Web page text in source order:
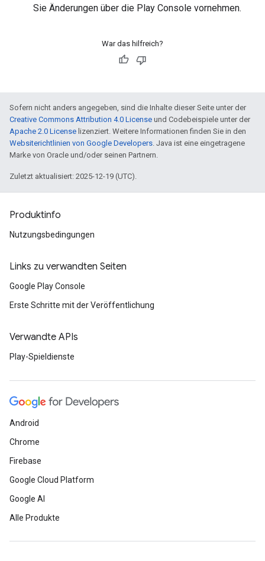
Sie Änderungen über die Play Console vornehmen.
War das hilfreich?
Sofern nicht anders angegeben, sind die Inhalte dieser Seite unter der
Creative Commons Attribution 4.0 License und Codebeispiele unter der
Apache 2.0 License lizenziert. Weitere Informationen finden Sie in den
Websiterichtlinien von Google Developers. Java ist eine eingetragene
Marke von Oracle und/oder seinen Partnern.
Zuletzt aktualisiert: 2025-12-19 (UTC).
Produktinfo
Nutzungsbedingungen
Links zu verwandten Seiten
Google Play Console
Erste Schritte mit der Veröffentlichung
Verwandte APIs
Play-Spieldienste
Android
Chrome
Firebase
Google Cloud Platform
Google AI
Alle Produkte